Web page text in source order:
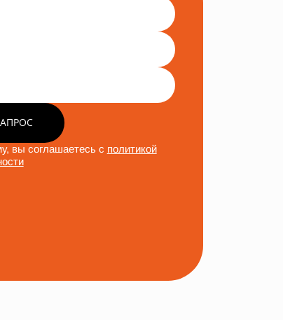
вы соглашаетесь с политикой